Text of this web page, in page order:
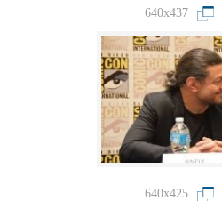
640x437
640x425